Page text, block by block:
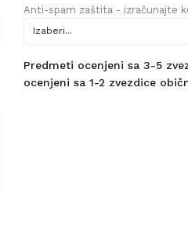
Anti-spam zaštita - izračunajte
Predmeti ocenjeni sa 3-5
ocenjeni sa 1-2 zvezdice